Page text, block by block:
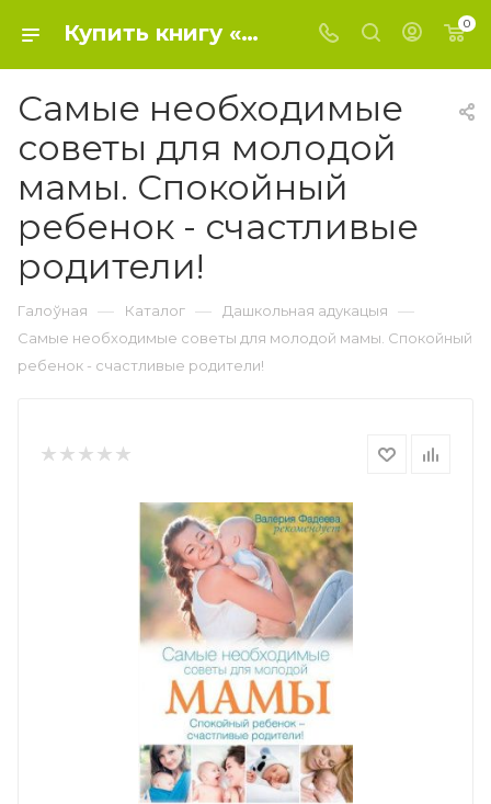
Купить книгу «Самые необходимые советы для молодой мамы. Спокойный ребенок - счастливые родители!» 2013, Сергей Николенко - Дошкольное образование 0
Самые необходимые
советы для молодой
мамы. Спокойный
ребенок - счастливые
родители!
Галоўная — Каталог — Дашкольная адукацыя —
Самые необходимые советы для молодой мамы. Спокойный
ребенок - счастливые родители!